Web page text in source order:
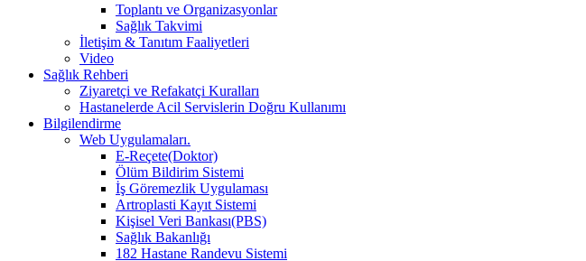
Toplantı ve Organizasyonlar
Sağlık Takvimi
İletişim & Tanıtım Faaliyetleri
Video
Sağlık Rehberi
Ziyaretçi ve Refakatçi Kuralları
Hastanelerde Acil Servislerin Doğru Kullanımı
Bilgilendirme
Web Uygulamaları.
E-Reçete(Doktor)
Ölüm Bildirim Sistemi
İş Göremezlik Uygulaması
Artroplasti Kayıt Sistemi
Kişisel Veri Bankası(PBS)
Sağlık Bakanlığı
182 Hastane Randevu Sistemi